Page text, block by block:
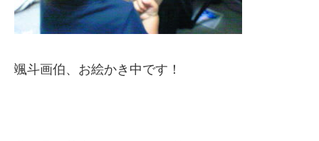
颯斗画伯、お絵かき中です！